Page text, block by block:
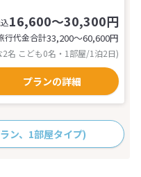
16,600～30,300円
行代金合計33,200〜60,600円
2名 こども0名・1部屋/1泊2日)
プランの詳細
ン、1部屋タイプ)